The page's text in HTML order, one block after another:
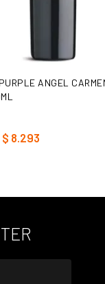
AÑADIR AL CARRITO
ANGEL
$ 8.293